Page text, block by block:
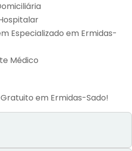
Especializado em Ermidas-
Médico
em Ermidas-Sado!